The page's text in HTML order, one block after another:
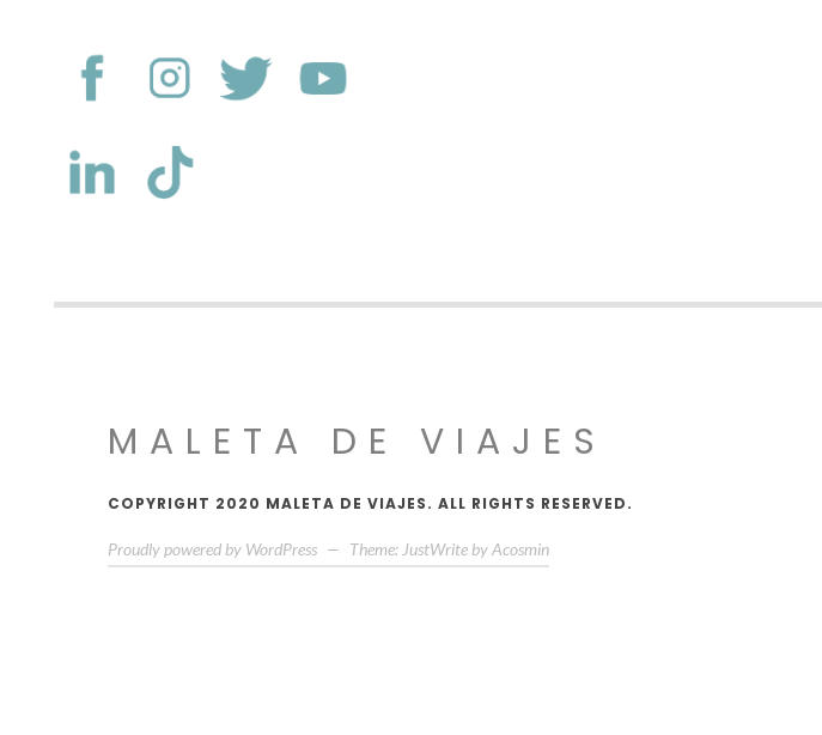
MALETA DE VIAJES
COPYRIGHT 2020 MALETA DE VIAJES. ALL RIGHTS RESERVED.
Proudly powered by WordPress — Theme: JustWrite byAcosmin